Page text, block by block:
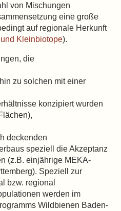
von Mischungen
eine große
auf regionale Herkunft
Kleinbiotope).
die
zu solchen mit einer
konzipiert wurden
deckenden
speziell die Akzeptanz
(z.B. einjährige MEKA-
Speziell zur
bzw. regional
werden im
Wildbienen Baden-